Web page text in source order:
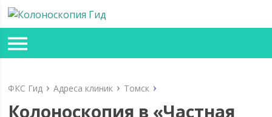
ФКС Гид Адреса клиник Томск
Колоноскопия в «Частная